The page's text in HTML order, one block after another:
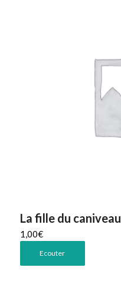
La fille du caniveau
1,00€
Ecouter